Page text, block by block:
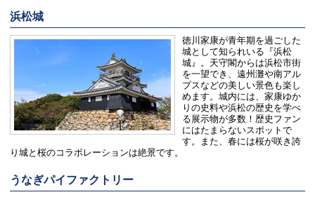
浜松城
徳川家康が青年期を過ごした
城として知られいる『浜松
城』。天守閣からは浜松市街
を一望でき、遠州灘や南アル
プスなどの美しい景色も楽し
めます。城内には、家康ゆか
りの史料や浜松の歴史を学べ
る展示物が多数！歴史ファン
にはたまらないスポットで
す。また、春には桜が咲き誇
り城と桜のコラボレーションは絶景です。
うなぎパイファクトリー